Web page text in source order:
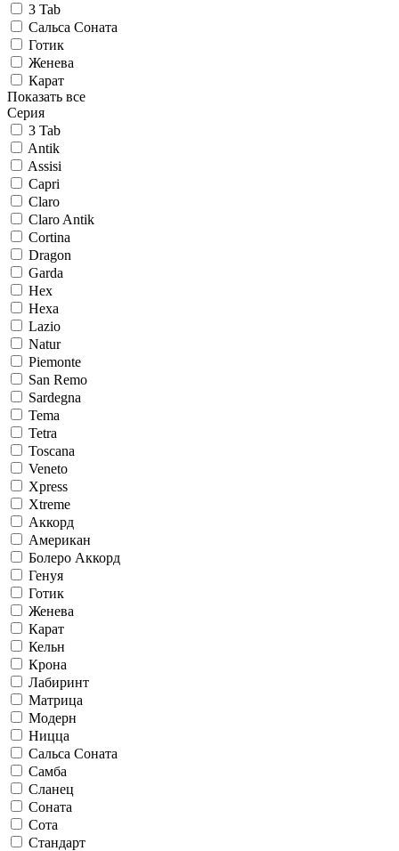
3 Tab
Сальса Соната
Готик
Женева
Карат
Показать все
Серия
3 Tab
Antik
Assisi
Capri
Claro
Claro Antik
Cortina
Dragon
Garda
Hex
Hexa
Lazio
Natur
Piemonte
San Remo
Sardegna
Tema
Tetra
Toscana
Veneto
Xpress
Xtreme
Аккорд
Американ
Болеро Аккорд
Генуя
Готик
Женева
Карат
Кельн
Крона
Лабиринт
Матрица
Модерн
Ницца
Сальса Соната
Самба
Сланец
Соната
Сота
Стандарт